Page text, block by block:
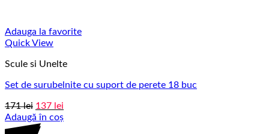
Adauga la favorite
Quick View
Scule si Unelte
Set de surubelnite cu suport de perete 18 buc
171lei Prețul
inițial
a
137 lei
curent
Adaugă în coș